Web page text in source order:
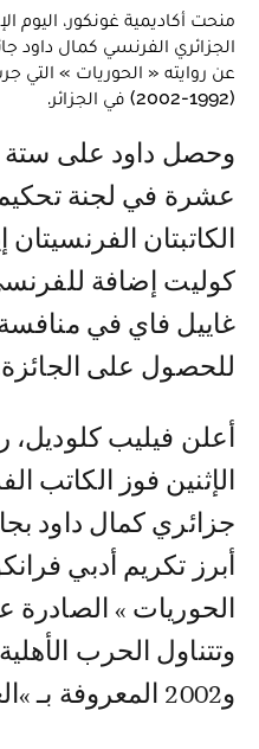
الجزائري الفرنسي كمال داود
عن روايته « الحوريات » التي
(1992-2002) في الجزائر.
وحصل داود على ستة أصوات من أصل
عشرة في لجنة تحكيم
الكاتبتان
كوليت إضافة
غاييل فاي في
للحصول على
أعلن فيليب كلوديل،
الإثنين فوز الكاتب
جزائري كمال داود
أبرز تكريم أدبي
الحوريات » الصادرة
و2002 المعروفة بـ »العشرية السوداء ».